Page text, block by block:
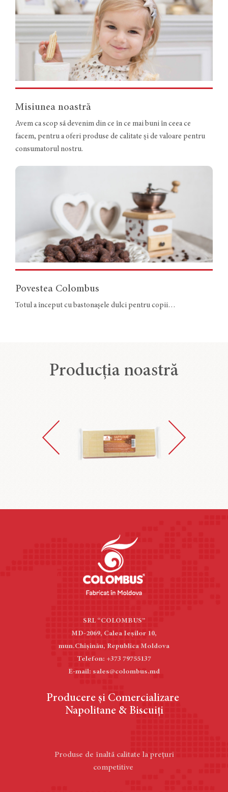
Misiunea noastră
Avem ca scop să devenim din ce în ce mai buni în ceea ce
facem, pentru a oferi produse de calitate și de valoare pentru
consumatorul nostru.
Povestea Colombus
Totul a început cu bastonașele dulci pentru copii…
Producția noastră
SRL “COLOMBUS”
MD-2069, Calea Ieşilor 10,
mun.Chișinău, Republica Moldova
Telefon: +373 79755137
E-mail: sales@colombus.md
Producere și Comercializare
Napolitane & Biscuiți
Produse de înaltă calitate la prețuri
competitive